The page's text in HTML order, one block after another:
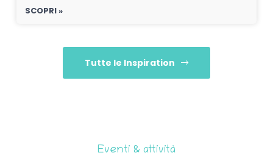
SCOPRI »
Tutte le Inspiration
Eventi & attività